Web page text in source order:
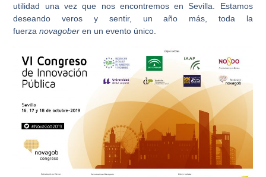
utilidad una vez que nos encontremos en Sevilla. Estamos
deseando veros y sentir, un año más, toda la
fuerzanovagober en un evento único.